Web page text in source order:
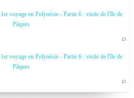
voyage en Polynésie - Partie 6 : visite de l'île de
Pâques
…
voyage en Polynésie - Partie 6 : visite de l'île de
Pâques
…